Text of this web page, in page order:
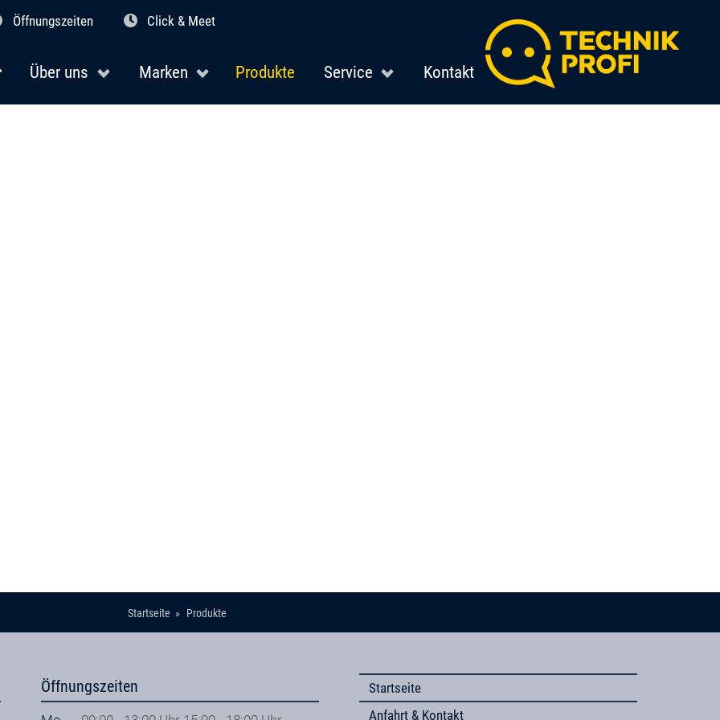
Öffnungszeiten Click & Meet
Über uns Marken Produkte Service Kontakt
Startseite Produkte
Öffnungszeiten
Startseite
Anfahrt & Kontakt